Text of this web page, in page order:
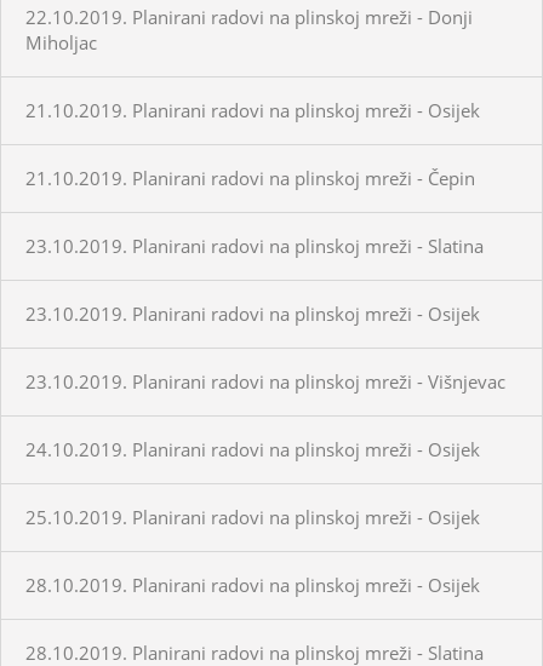
22.10.2019. Planirani radovi na plinskoj mreži - Donji
Miholjac
21.10.2019. Planirani radovi na plinskoj mreži - Osijek
21.10.2019. Planirani radovi na plinskoj mreži - Čepin
23.10.2019. Planirani radovi na plinskoj mreži - Slatina
23.10.2019. Planirani radovi na plinskoj mreži - Osijek
23.10.2019. Planirani radovi na plinskoj mreži - Višnjevac
24.10.2019. Planirani radovi na plinskoj mreži - Osijek
25.10.2019. Planirani radovi na plinskoj mreži - Osijek
28.10.2019. Planirani radovi na plinskoj mreži - Osijek
28.10.2019. Planirani radovi na plinskoj mreži - Slatina